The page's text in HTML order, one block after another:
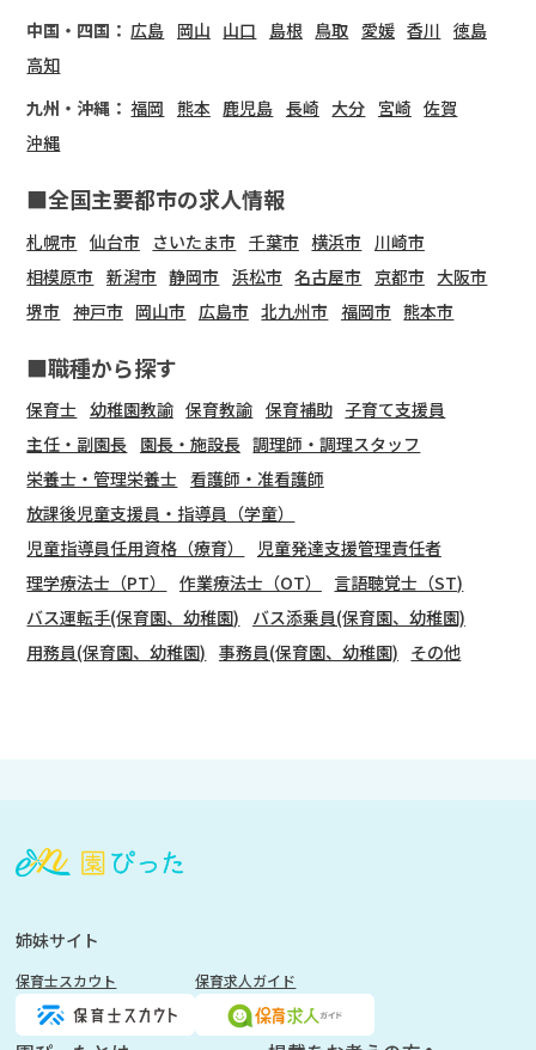
中国・四国： 広島 岡山 山口 島根 鳥取 愛媛 香川 徳島
高知
九州・沖縄： 福岡 熊本 鹿児島 長崎 大分 宮崎 佐賀
沖縄
■全国主要都市の求人情報
札幌市 仙台市 さいたま市 千葉市 横浜市
川崎市
相模原市 新潟市 静岡市 浜松市 名古屋市 京都市 大阪市
堺市 神戸市 岡山市 広島市 北九州市 福岡市 熊本市
■職種から探す
保育士 幼稚園教諭 保育教諭 保育補助 子育て支援員
主任・副園長 園長・施設長 調理師・調理スタッフ
栄養士・管理栄養士 看護師・准看護師
放課後児童支援員・指導員（学童）
児童指導員任用資格（療育）
児童発達支援管理責任者
理学療法士（PT）
作業療法士（OT）
言語聴覚士（ST)
バス運転手(保育園、幼稚園)
バス添乗員(保育園、幼稚園)
用務員(保育園、幼稚園) 事務員(保育園、幼稚園) その他
登
く
姉妹サイト
保育士スカウト 保育求人ガイド